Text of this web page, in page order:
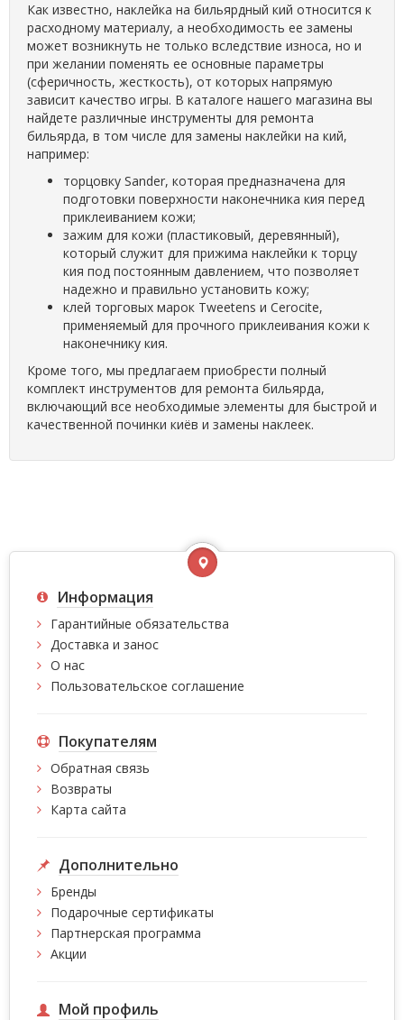
Как известно, наклейка на бильярдный кий относится к
расходному материалу, а необходимость ее замены
может возникнуть не только вследствие износа, но и
при желании поменять ее основные параметры
(сферичность, жесткость), от которых напрямую
зависит качество игры. В каталоге нашего магазина вы
найдете различные инструменты для ремонта
бильярда, в том числе для замены наклейки на кий,
например:
торцовку Sander, которая предназначена для
подготовки поверхности наконечника кия перед
приклеиванием кожи;
зажим для кожи (пластиковый, деревянный),
который служит для прижима наклейки к торцу
кия под постоянным давлением, что позволяет
надежно и правильно установить кожу;
клей торговых марок Tweetens и Cerocite,
применяемый для прочного приклеивания кожи к
наконечнику кия.
Кроме того, мы предлагаем приобрести полный
комплект инструментов для ремонта бильярда,
включающий все необходимые элементы для быстрой и
качественной починки киёв и замены наклеек.
Информация
Гарантийные обязательства
Доставка и занос
О нас
Пользовательское соглашение
Покупателям
Обратная связь
Возвраты
Карта сайта
Дополнительно
Бренды
Подарочные сертификаты
Партнерская программа
Акции
Мой профиль